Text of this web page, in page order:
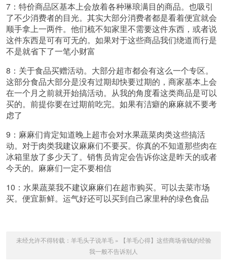
7：特价商品区基本上会放着各种琳琅满目的商品。也吸引
了不少消费者的目光。其实大部分消费者都是看着便宜就会
顺手拿上一两件。他们梳不知家里不需要这件东西，或者说
这件东西是可有可无的。如果对于这些商品我们绕道而行是
不是就省下了一笔小财富
8：关于食品买赠活动。大部分超市都会有这么一个专区。
这部分食品大部分是没有过期却快要过期的，商家基本上会
在一个月之前就开始搞活动。从我的角度看这类商品是可以
买的。前提你要在过期前吃完。如果有洁癖的麻麻就不要考
虑了
9：麻麻们肯定知道晚上超市会对水果蔬菜肉类这些搞活
动。对于肉类我建议麻麻们不要买。你真的不知道那些肉在
冰箱里放了多少天了。销售员肯定会告诉你这是昨天的或者
今天的。麻麻们一定不要相信
10：水果蔬菜我不建议麻麻们在超市购买。可以去菜市场
买。便宜新鲜。运气好还可以买到自己家里种的绿色食品
未经允许不得转载： 羊毛头子说羊毛»
【羊毛心得】这些商场省钱的经验
我一般不告诉别人